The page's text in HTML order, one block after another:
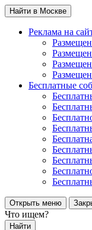
Найти в Москве
Реклама на
Бесплатные
Открыть меню
Что ищем?
Найти